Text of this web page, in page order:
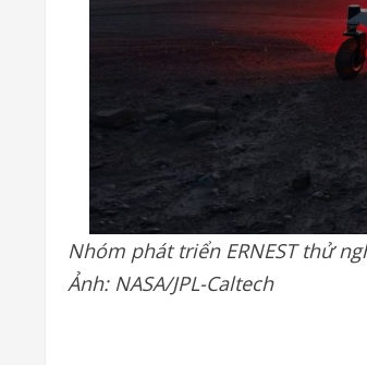
Nhóm phát triển ERNEST thử
Ảnh: NASA/JPL-Caltech